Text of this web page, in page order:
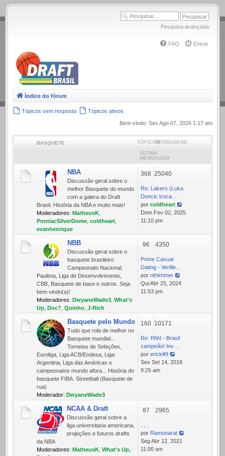
.
Pesquisa avançada
FAQ Entrar
Índice do fórum
Tópicos sem resposta
Tópicos ativos
Bem-vindo: Sex Ago 07, 2026 1:17 am
BASQUETE TÓPICOSMENSAGENS
ÚLTIMA
MENSAGEM
NBA
Discussão geral sobre o
melhor Basquete do mundo
com a galera do Draft
Brasil. História da NBA e muito mais!
Moderadores: MatheusK
PontiacSilverDome coldheart
evanhenrique
368 25040
Re: Lakers (Luka
Doncic troca…
por coldheart
Ver
última
Dom Fev 02, 2025
11:10 pm
NBB
Discussão geral sobre o
basquete brasileiro:
Campeonato Nacional,
Paulista, Liga de Desenvolvimento,
CBB, Basquete de base e outros. Seja
bem vindo(a)!
Moderadores: DwyaneWade3 What's
Up, Doc? Quinho J-Rich
96 4350
Prime Сasual
Dating - Verifie…
por rithkhmer
Ver
última
Qui Abr 25, 2024
11:53 pm
Basquete pelo Mundo
Tudo que rola de melhor no
Basquete mundial...
Torneios de Seleções,
Euroliga, Liga ACB/Endesa, Liga
Argentina, Liga das Américas e
campeonatos mundo afora... História do
basquete FIBA. Streetball (Basquete de
rua)
Moderador: DwyaneWade3
160 10171
Re: PAN - Brasil
campeão! Inv…
por erick#9
Ver
última
Sex Set 14, 2018
9:25 am
NCAA & Draft
Discussão geral sobre a
liga universitaria americana,
projeções e futuros drafts
da NBA
Moderadores: MatheusK What's Up,
87 2965
por Ramonarat
Ver
última
Seg Abr 12, 2021
11:00 am